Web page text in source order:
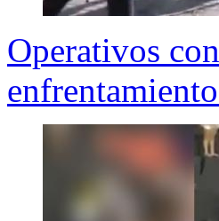
Operativos